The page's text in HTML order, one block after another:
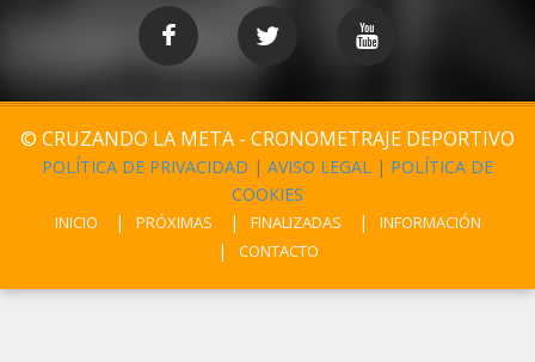
© CRUZANDO LA META - CRONOMETRAJE DEPORTIVO
POLÍTICA DE PRIVACIDAD | AVISO LEGAL | POLÍTICA DE
COOKIES
INICIO PRÓXIMAS FINALIZADAS
INFORMACIÓN
CONTACTO